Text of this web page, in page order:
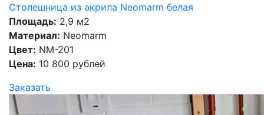
Столешница из акрила Neomarm белая
Площадь: 2,9 м2
Материал: Neomarm
Цвет: NM-201
Цена: 10 800 рублей
Заказать